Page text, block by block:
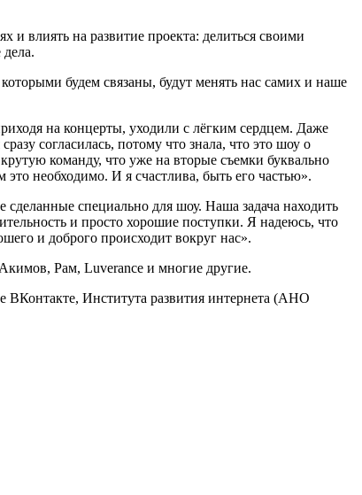
и влиять на развитие проекта: делиться своими
будем связаны, будут менять нас самих и наше
на концерты, уходили с лёгким сердцем. Даже
согласилась, потому что знала, что это шоу о
команду, что уже на вторые съемки буквально
необходимо. И я счастлива, быть его частью».
специально для шоу. Наша задача находить
и просто хорошие поступки. Я надеюсь, что
и доброго происходит вокруг нас».
Рам, Luverance и многие другие.
Института развития интернета (АНО